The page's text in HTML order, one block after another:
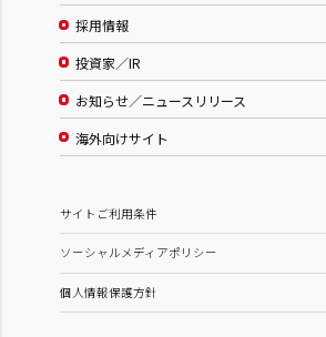
採用情報
投資家／IR
お知らせ／ニュースリリース
海外向けサイト
サイトご利用条件
ソーシャルメディアポリシー
個人情報保護方針